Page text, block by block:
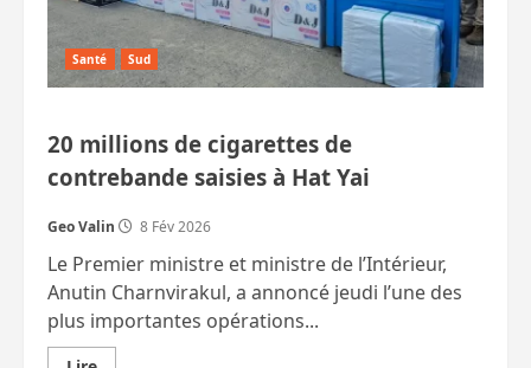
Santé Sud
20 millions de cigarettes de
contrebande saisies à Hat Yai
Geo Valin 8 Fév 2026
Le Premier ministre et ministre de l’Intérieur,
Anutin Charnvirakul, a annoncé jeudi l’une des
plus importantes opérations...